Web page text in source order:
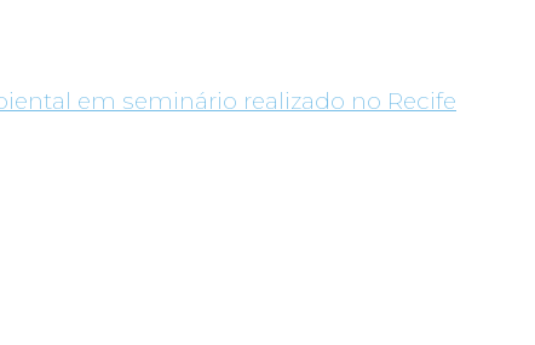
em seminário realizado no Recife